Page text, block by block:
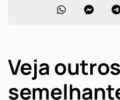
Veja